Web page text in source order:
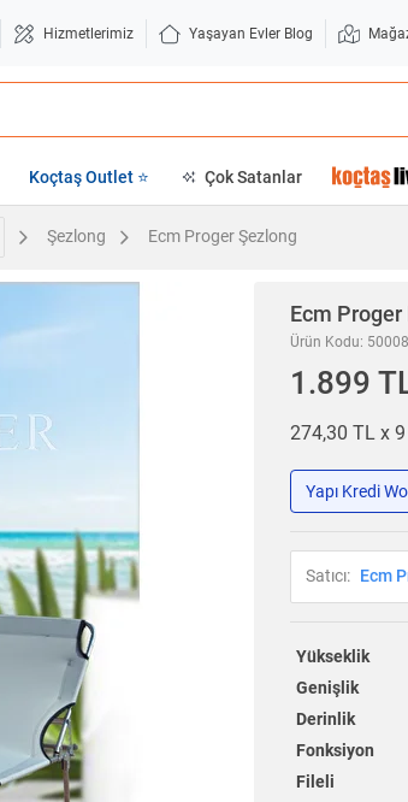
Hizmetlerimiz Yaşayan Evler Blog
Koçtaş Outlet ⭐ Çok Satanlar
Şezlong Ecm Proger Şezlong
Ecm Proger
Ürün Kodu:
1.899
274,30 TL x
Yapı Kredi
Satıcı: Ecm
Yükseklik
Genişlik
Derinlik
Fonksiyon
Fileli